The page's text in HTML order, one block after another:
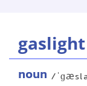
gaslight
noun /